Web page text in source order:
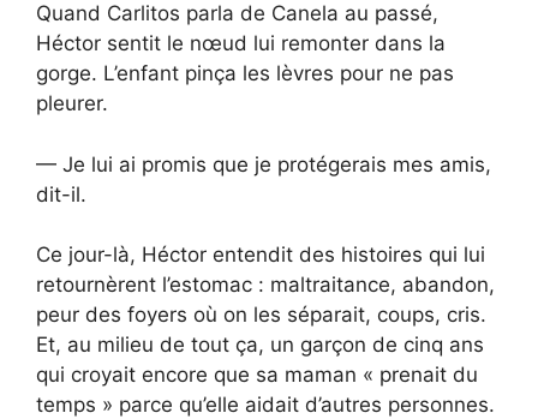
Quand Carlitos parla de Canela au passé,
Héctor sentit le nœud lui remonter dans la
gorge. L’enfant pinça les lèvres pour ne pas
pleurer.
— Je lui ai promis que je protégerais mes amis,
dit-il.
Ce jour-là, Héctor entendit des histoires qui lui
retournèrent l’estomac : maltraitance, abandon,
peur des foyers où on les séparait, coups, cris.
Et, au milieu de tout ça, un garçon de cinq ans
qui croyait encore que sa maman « prenait du
temps » parce qu’elle aidait d’autres personnes.